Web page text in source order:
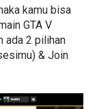
kamu bisa
GTA V
ada 2 pilihan
& Join